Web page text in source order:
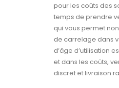
pour les coûts des
temps de prendre
qui vous permet
de carrelage dans
d’âge d’utilisation
et dans les coûts,
discret et livraison